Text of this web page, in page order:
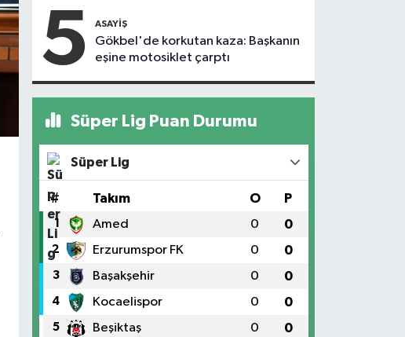
kapandı
5 ASAYIŞ
Gökbel'de korkutan kaza: Başkanın
eşine motosiklet çarptı
Süper Lig Puan Durumu
Süper Lig
# Takım O P
1 Amed 0 0
2 Erzurumspor FK 0 0
3 Başakşehir 0 0
4 Kocaelispor 0 0
5 Beşiktaş 0 0